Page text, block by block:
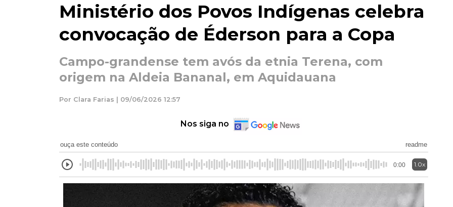
Ministério dos Povos Indígenas celebra
convocação de Éderson para a Copa
Campo-grandense tem avós da etnia Terena, com
origem na Aldeia Bananal, em Aquidauana
Por Clara Farias | 09/06/2026 12:57
Nos siga no
ouça este conteúdo readme
0:00 1.0x